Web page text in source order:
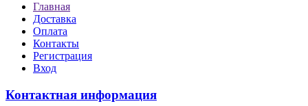
Главная
Доставка
Оплата
Контакты
Регистрация
Вход
Контактная информация